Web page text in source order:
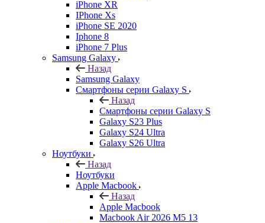
iPhone XR
IPhone Xs
iPhone SE 2020
Iphone 8
iPhone 7 Plus
Samsung Galaxy
Назад
Samsung Galaxy
Смартфоны серии Galaxy S
Назад
Смартфоны серии Galaxy S
Galaxy S23 Plus
Galaxy S24 Ultra
Galaxy S26 Ultra
Ноутбуки
Назад
Ноутбуки
Apple Macbook
Назад
Apple Macbook
Macbook Air 2026 M5 13